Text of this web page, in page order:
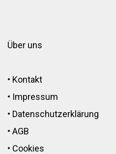
Über uns
• Kontakt
• Impressum
• Datenschutzerklärung
• AGB
• Cookies